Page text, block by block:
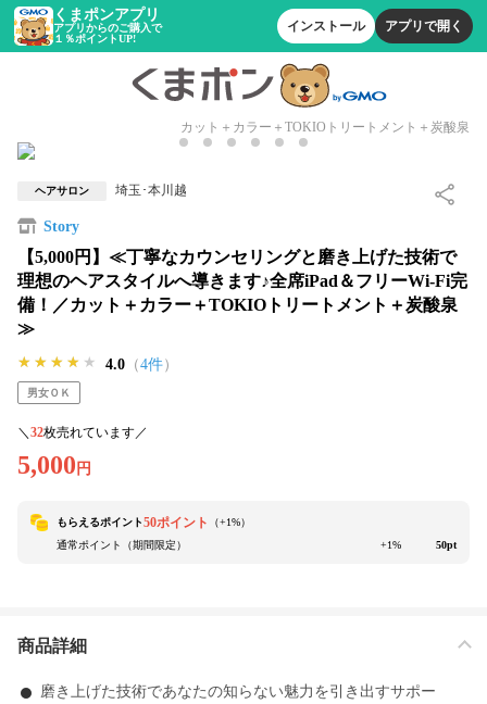
くまポンアプリ
アプリからのご購入で
１％ポイントUP!
インストール アプリで開く
カット＋カラー＋TOKIOトリートメント＋炭酸泉
ヘアサロン 埼玉･本川越
Story
【5,000円】≪丁寧なカウンセリングと磨き上げた技術で
理想のヘアスタイルへ導きます♪全席iPad＆フリーWi-Fi完
備！／カット＋カラー＋TOKIOトリートメント＋炭酸泉
≫
★★★★★
★★★★★
★★★★★ 4.0 （4件）
男女ＯＫ
＼ 32枚売れています／
5,000 円
もらえるポイント50ポイント （+1%）
通常ポイント（期間限定）
+1% 50pt
商品詳細
磨き上げた技術であなたの知らない魅力を引き出すサポー